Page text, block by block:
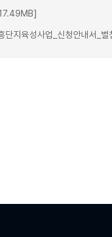
단지육성사업_신청안내서_